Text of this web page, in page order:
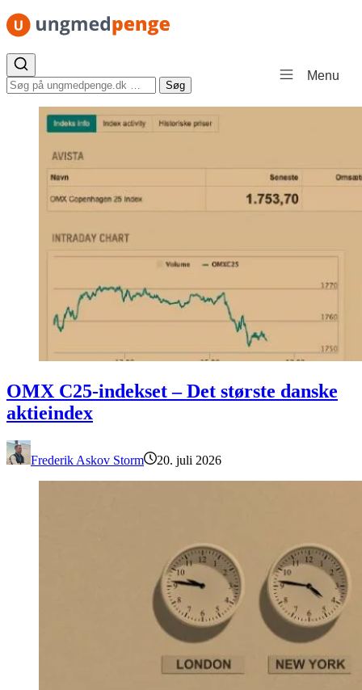
Spring til indhold
Menu
Søg efter: Søg
OMX C25-indekset – Det største danske
aktieindex
Frederik Askov Storm 20. juli 2026